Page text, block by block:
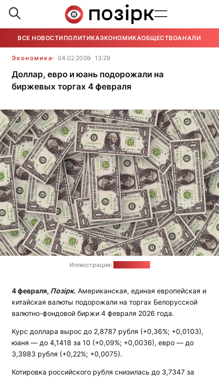
ВСЕ НОВОСТИ ПОЛИТИКАЭКОНОМИКАОБЩЕСТВОАНАЛИТИКА
Экономика 04.02.2026 13:29
Доллар, евро и юань подорожали на
биржевых торгах 4 февраля
Иллюстрация:
4 февраля, Позірк. Американская, единая европейская и
китайская валюты подорожали на торгах Белорусской
валютно-фондовой биржи 4 февраля 2026 года.
Курс доллара вырос до 2,8787 рубля (+0,36%; +0,0103),
юаня — до 4,1418 за 10 (+0,09%; +0,0036), евро — до
3,3983 рубля (+0,22%; +0,0075).
Котировка российского рубля снизилась до 3,7347 за